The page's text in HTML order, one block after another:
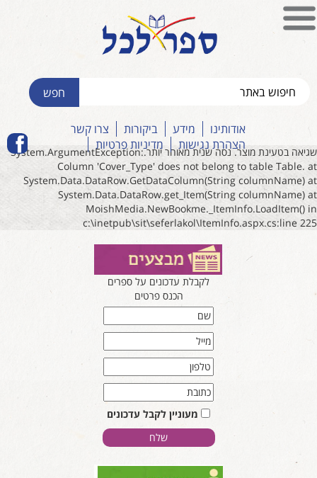
אודותינו מידע ביקורות
צרו קשר
הצהרת נגישות
מדיניות פרטיות
שגיאה בטעינת מוצר. נסה שנית מאוחר יותר.System.ArgumentException:
Column 'Cover_Type' does not belong to table Table. at
System.Data.DataRow.GetDataColumn(String columnName) at
System.Data.DataRow.get_Item(String columnName) at
MoishMedia.NewBookme._ItemInfo.LoadItem() in
c:\inetpub\sit\seferlakol\ItemInfo.aspx.cs:line 225
לקבלת עדכונים על ספרים
הכנס פרטים
מעוניין לקבל עדכונים